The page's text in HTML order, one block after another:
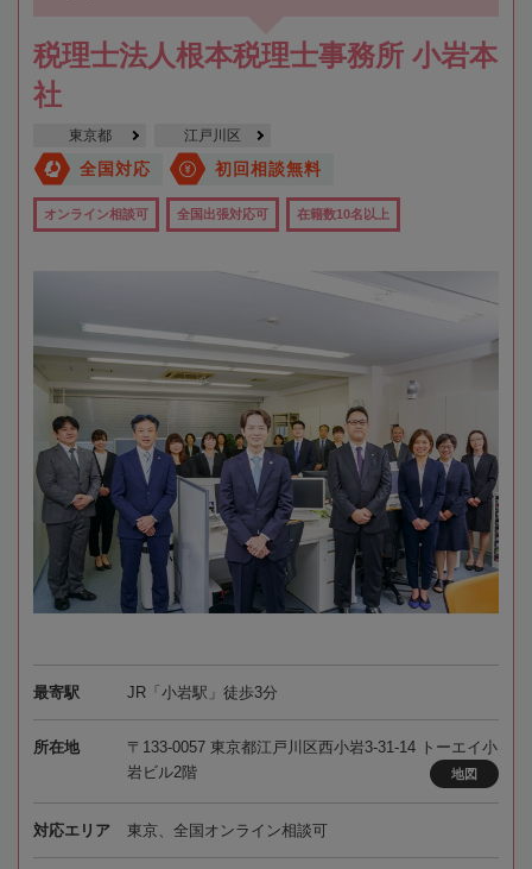
税理士法人根本税理士事務所 小岩本
社
東京都 江戸川区
全国対応 初回相談無料
オンライン相談可 全国出張対応可 在籍数10名以上
最寄駅 JR「小岩駅」徒歩3分
所在地
〒133-0057 東京都江戸川区西小岩3-31-14 トーエイ小
岩ビル2階
地図
対応エリア 東京、全国オンライン相談可